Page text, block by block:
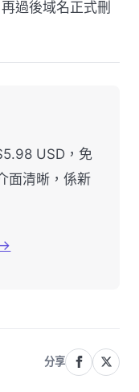
過後域名正式刪
USD，免
面清晰，係新
分享